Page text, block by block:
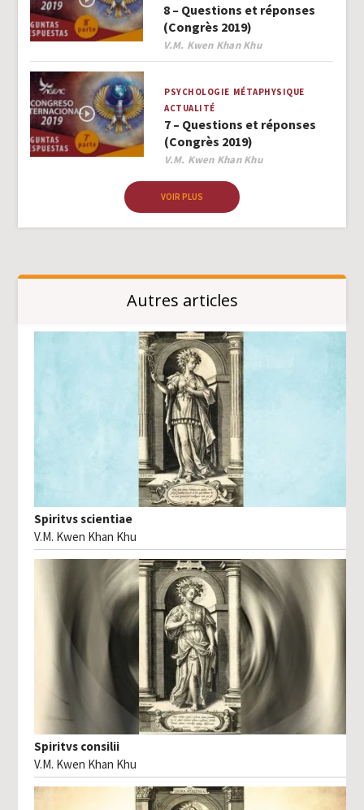
8 – Questions et réponses
(Congrès 2019)
Author
V.M. Kwen Khan Khu
PSYCHOLOGIE MÉTAPHYSIQUE
ACTUALITÉ
7 – Questions et réponses
(Congrès 2019)
Author
V.M. Kwen Khan Khu
VOIR PLUS
Autres articles
Spiritvs scientiae
V.M. Kwen Khan Khu
Spiritvs consilii
V.M. Kwen Khan Khu